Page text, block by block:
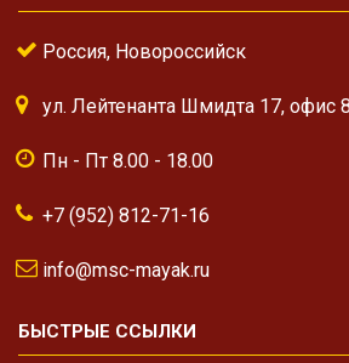
Россия, Новороссийск
ул. Лейтенанта Шмидта 17, офис
Пн - Пт 8.00 - 18.00
+7 (952) 812-71-16
info@msc-mayak.ru
БЫСТРЫЕ ССЫЛКИ